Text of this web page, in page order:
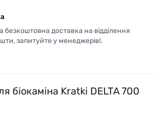
безкоштовна доставка на відділення
запитуйте у менеджерів!.
біокаміна Kratki DELTA 700